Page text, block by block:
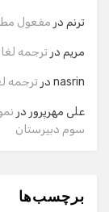
ترنم در مفعول
مریم در ترجمه
nasrin در ترجمه
علی مهرپرور در
سوم دبیرستان
برچسب‌ها
ایمیل